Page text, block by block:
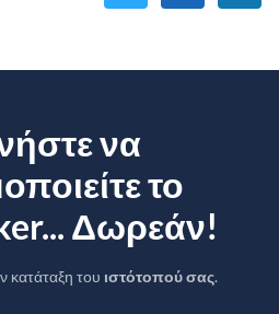
να
το
Δωρεάν!
κατάταξη του ιστότοπού σας.